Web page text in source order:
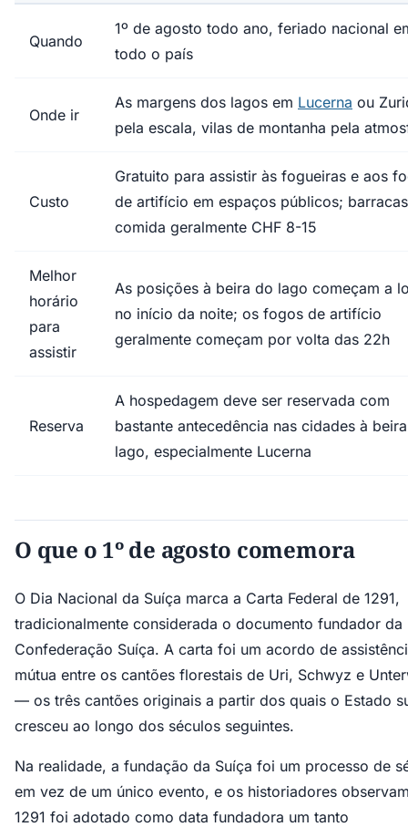
Quando
1º de agosto todo ano, feriado nacional
todo o país
Onde ir
As margens dos lagos em Lucerna ou
pela escala, vilas de montanha pela
Custo
Gratuito para assistir às fogueiras e aos
de artifício em espaços públicos;
comida geralmente CHF 8-15
Melhor
horário
para
assistir
As posições à beira do lago começam a
no início da noite; os fogos de artifício
geralmente começam por volta das 22h
Reserva
A hospedagem deve ser reservada com
bastante antecedência nas cidades à
lago, especialmente Lucerna
O que o 1º de agosto comemora
O Dia Nacional da Suíça marca a Carta Federal de 1291,
tradicionalmente considerada o documento fundador da
Confederação Suíça. A carta foi um acordo de
mútua entre os cantões florestais de Uri, Schwyz e
— os três cantões originais a partir dos quais o Estado
cresceu ao longo dos séculos seguintes.
Na realidade, a fundação da Suíça foi um processo de
em vez de um único evento, e os historiadores
1291 foi adotado como data fundadora um tanto